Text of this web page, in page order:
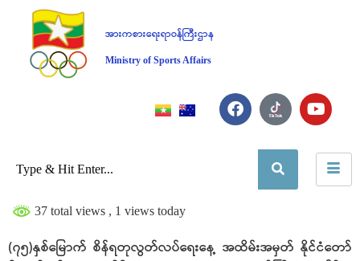
အားကစားရေးရာဝန်ကြီးဌာန
Ministry of Sports Affairs
37 total views , 1 views today
(၇၅)နှစ်မြောက် စိန်ရတုလွတ်လပ်ရေးနေ့ အထိမ်းအမှတ် နိုင်ငံတော်